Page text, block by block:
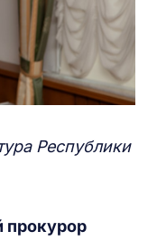
Республики
прокурор